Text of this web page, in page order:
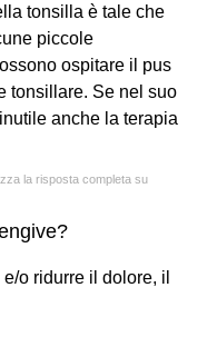
tonsilla è tale che
piccole
ospitare il pus
tonsillare. Se nel suo
anche la terapia
la risposta completa su
o ridurre il dolore, il